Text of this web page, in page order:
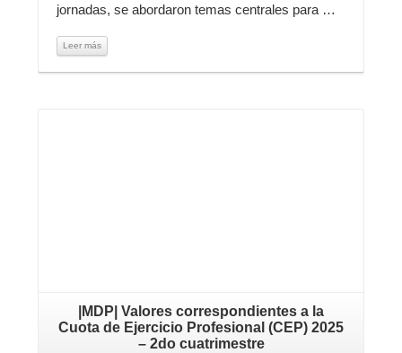
jornadas, se abordaron temas centrales para …
Leer más
|MDP| Valores correspondientes a la
Cuota de Ejercicio Profesional (CEP) 2025
– 2do cuatrimestre